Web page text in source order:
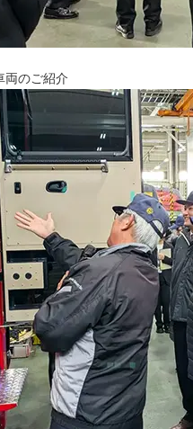
のご紹介